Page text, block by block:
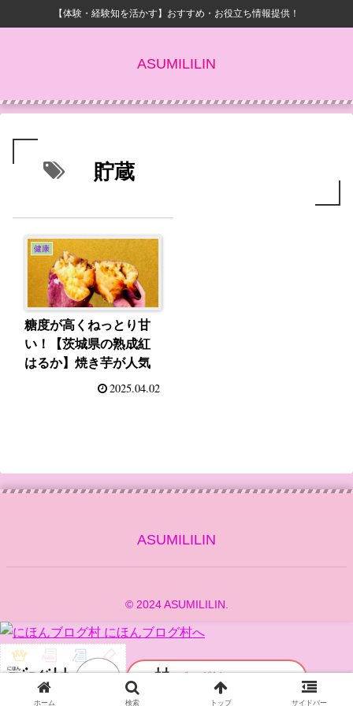
【体験・経験知を活かす】おすすめ・お役立ち情報提供！
ASUMILILIN
貯蔵
健康
糖度が高くねっとり甘
い！【茨城県の熟成紅
はるか】焼き芋が人気
2025.04.02
ASUMILILIN
© 2024 ASUMILILIN.
ホーム 検索 トップ サイドバー